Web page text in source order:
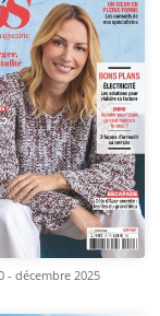
- décembre 2025